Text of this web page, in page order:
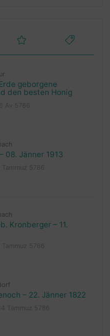
geborgene
den besten Honig
08. Jänner 1913
Kronberger – 11.
– 22. Jänner 1822